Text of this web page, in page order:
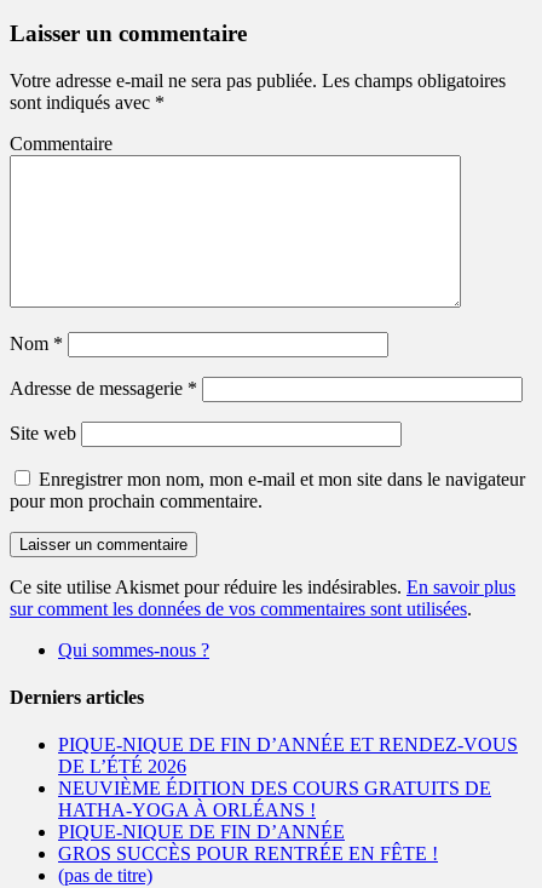
Laisser un commentaire
Votre adresse e-mail ne sera pas publiée. Les champs obligatoires
sont indiqués avec *
Commentaire
Nom *
Adresse de messagerie *
Site web
Enregistrer mon nom, mon e-mail et mon site dans le navigateur
pour mon prochain commentaire.
Ce site utilise Akismet pour réduire les indésirables. En savoir plus
sur comment les données de vos commentaires sont utilisées.
Qui sommes-nous ?
Derniers articles
PIQUE-NIQUE DE FIN D’ANNÉE ET RENDEZ-VOUS
DE L’ÉTÉ 2026
NEUVIÈME ÉDITION DES COURS GRATUITS DE
HATHA-YOGA À ORLÉANS !
PIQUE-NIQUE DE FIN D’ANNÉE
GROS SUCCÈS POUR RENTRÉE EN FÊTE !
(pas de titre)